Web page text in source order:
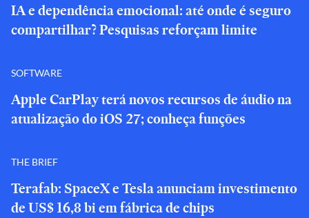
IA e dependência emocional: até onde é seguro
compartilhar? Pesquisas reforçam limite
SOFTWARE
Apple CarPlay terá novos recursos de áudio na
atualização do iOS 27; conheça funções
THE BRIEF
Terafab: SpaceX e Tesla anunciam investimento
de US$ 16,8 bi em fábrica de chips